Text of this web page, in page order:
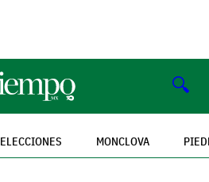
🔍
ELECCIONES MONCLOVA